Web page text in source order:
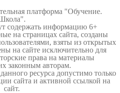
платформа "Обучение.
содержать информацию 6+
на страницах сайта, созданы
взяты из открытых
на сайте исключительно для
права на материалы
законным авторам.
ресурса допустимо только
сайта и активной ссылкой на
сайт.